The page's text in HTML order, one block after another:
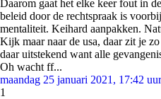
Daarom gaat het elke keer fout in
beleid door de rechtspraak is
mentaliteit. Keihard aanpakken.
Kijk maar naar de usa, daar zit je
daar uitstekend want alle
Oh wacht ff...
maandag 25 januari 2021, 17:42 uur
1